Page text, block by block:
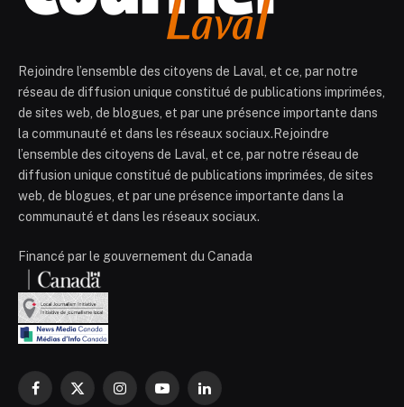
Rejoindre l’ensemble des citoyens de Laval, et ce, par notre
réseau de diffusion unique constitué de publications imprimées,
de sites web, de blogues, et par une présence importante dans
la communauté et dans les réseaux sociaux.Rejoindre
l’ensemble des citoyens de Laval, et ce, par notre réseau de
diffusion unique constitué de publications imprimées, de sites
web, de blogues, et par une présence importante dans la
communauté et dans les réseaux sociaux.
Financé par le gouvernement du Canada
Facebook
X
InstagramYouTubeLinkedIn